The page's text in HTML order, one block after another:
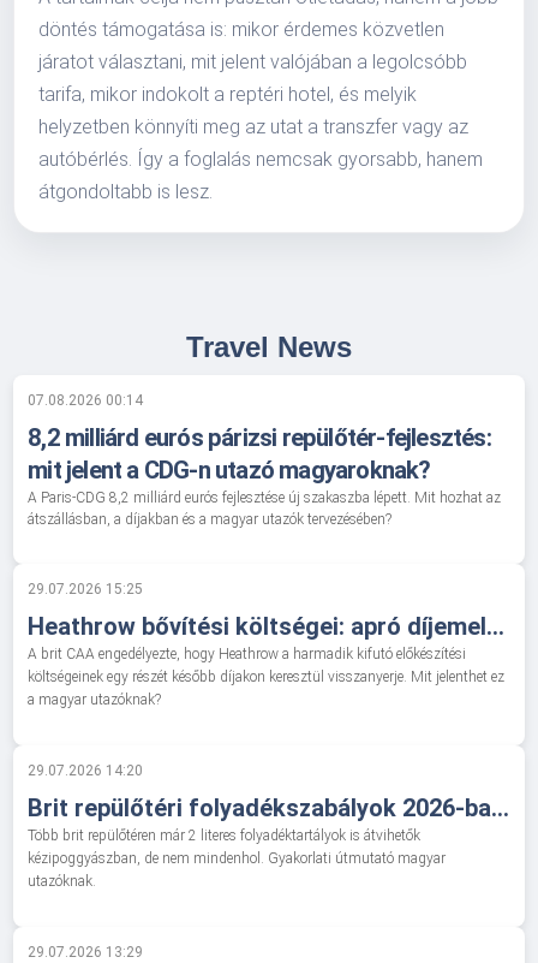
döntés támogatása is: mikor érdemes közvetlen
járatot választani, mit jelent valójában a legolcsóbb
tarifa, mikor indokolt a reptéri hotel, és melyik
helyzetben könnyíti meg az utat a transzfer vagy az
autóbérlés. Így a foglalás nemcsak gyorsabb, hanem
átgondoltabb is lesz.
Travel News
07.08.2026 00:14
8,2 milliárd eurós párizsi repülőtér-fejlesztés:
mit jelent a CDG-n utazó magyaroknak?
A Paris-CDG 8,2 milliárd eurós fejlesztése új szakaszba lépett. Mit hozhat az
átszállásban, a díjakban és a magyar utazók tervezésében?
29.07.2026 15:25
Heathrow bővítési költségei: apró díjemelésből nagy londoni repülőtéri fordulat lehet
A brit CAA engedélyezte, hogy Heathrow a harmadik kifutó előkészítési
költségeinek egy részét később díjakon keresztül visszanyerje. Mit jelenthet ez
a magyar utazóknak?
29.07.2026 14:20
Brit repülőtéri folyadékszabályok 2026-ban: hol nem elég már a 100 ml-es rutin?
Több brit repülőtéren már 2 literes folyadéktartályok is átvihetők
kézipoggyászban, de nem mindenhol. Gyakorlati útmutató magyar
utazóknak.
29.07.2026 13:29